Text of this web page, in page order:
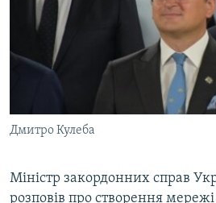
ДЕПОРТАЦІЯ
ВІДЕОУРОКИ «ELIFBE»
СВІДЧЕННЯ ОКУПАЦІЇ
УКРАЇНСЬКА ПРОБЛЕМА КРИМУ
ІНФОГРАФІКА
ЯК ОБІЙТИ БЛОКУВАННЯ
Русский
ДОЛУЧАЙСЯ!
Дмитро Кулеба
Міністр закордонних справ
розповів про створення